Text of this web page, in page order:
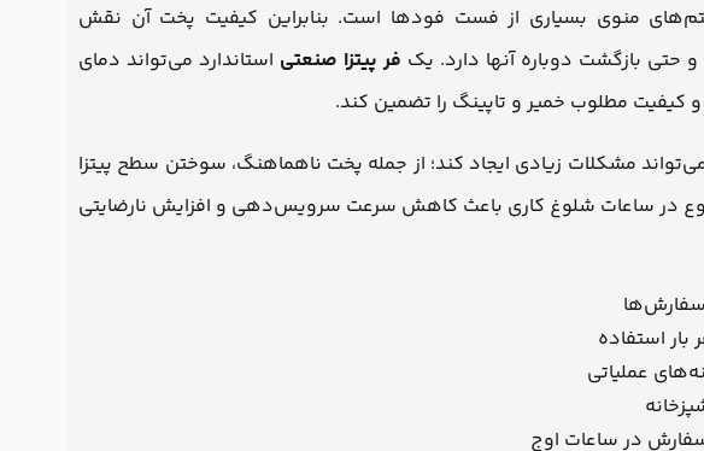
منوی بسیاری از فست فودها است. بنابراین کیفیت پخت آن نقش
حتی بازگشت دوباره آنها دارد. یک فر پیتزا صنعتی استاندارد می‌تواند دمای
مطلوب خمیر و تاپینگ را تضمین کند.
مشکلات زیادی ایجاد کند؛ از جمله پخت ناهماهنگ، سوختن سطح پیتزا
در ساعات شلوغ کاری باعث کاهش سرعت سرویس‌دهی و افزایش نارضایتی
استفاده
عملیاتی
در ساعات اوج